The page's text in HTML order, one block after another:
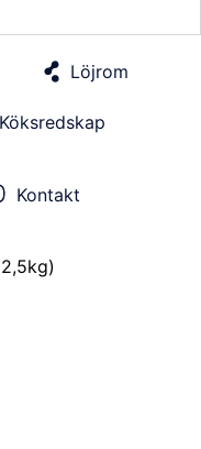
Löjrom
Köksredskap
Kontakt